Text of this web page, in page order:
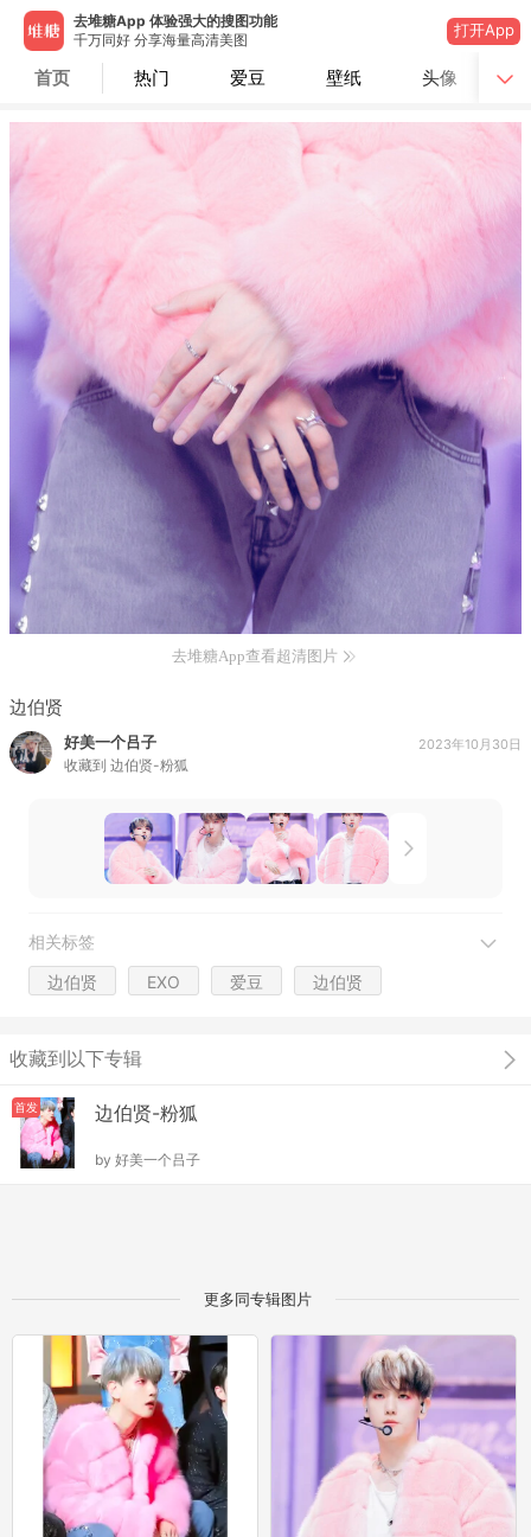
去堆糖App 体验强大的搜图功能
千万同好 分享海量高清美图
打开App
首页 热门 爱豆 壁纸 头像
去堆糖App查看超清图片
边伯贤
好美一个吕子
收藏到 边伯贤-粉狐
2023年10月30日
相关标签
边伯贤 EXO 爱豆 边伯贤
收藏到以下专辑
首发 边伯贤-粉狐
by 好美一个吕子
更多同专辑图片